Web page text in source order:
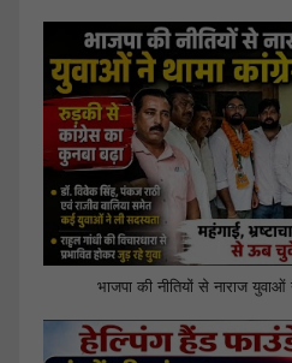
भाजपा की नीतियों से नाराज